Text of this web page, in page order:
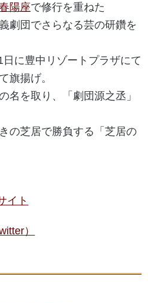
陽座で修行を重ねた
劇団でさらなる芸の研鑽を
に豊中リゾートプラザにて
旗揚げ。
名を取り、「劇団源之丞」
の芝居で勝負する「芝居の
イト
）